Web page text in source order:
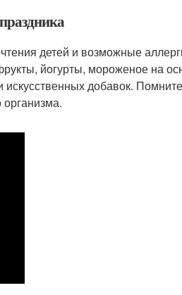
детей и возможные
йогурты, мороженое на
искусственных добавок.